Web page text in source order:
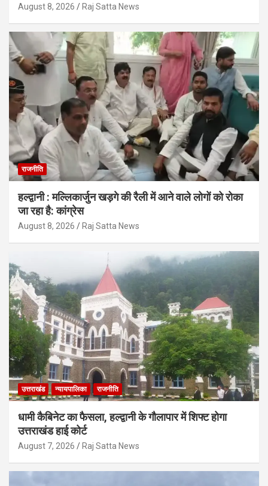
August 8, 2026 Raj Satta News
राजनीति
हल्द्वानी : मल्लिकार्जुन खड़गे की रैली में आने वाले लोगों को रोका
जा रहा है: कांग्रेस
August 8, 2026 Raj Satta News
उत्तराखंड न्यायपालिका राजनीति
धामी कैबिनेट का फैसला, हल्द्वानी के गौलापार में शिफ्ट होगा
उत्तराखंड हाई कोर्ट
August 7, 2026 Raj Satta News